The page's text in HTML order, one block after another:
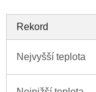
Rekord
Nejvyšší teplota